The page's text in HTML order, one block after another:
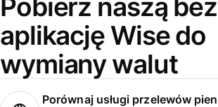
Pobierz naszą
aplikację Wise do
wymiany walut
Porównaj usługi przelewów